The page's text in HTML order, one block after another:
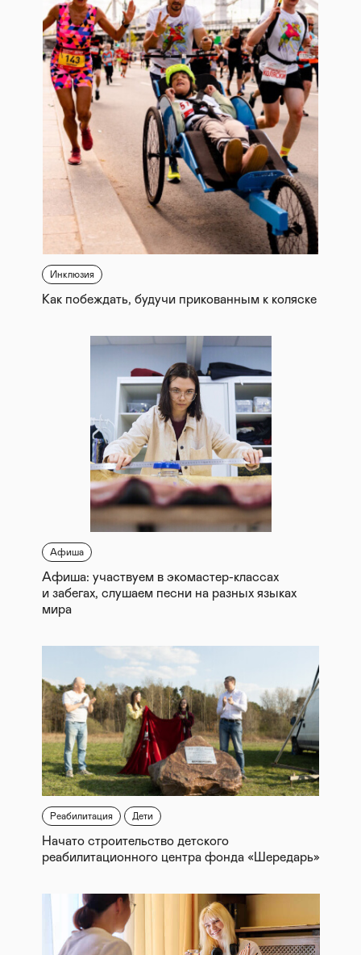
Инклюзия
Как побеждать, будучи прикованным к коляске
Афиша
Афиша: участвуем в экомастер-классах
и забегах, слушаем песни на разных языках
мира
Реабилитация Дети
Начато строительство детского
реабилитационного центра фонда «Шередарь»